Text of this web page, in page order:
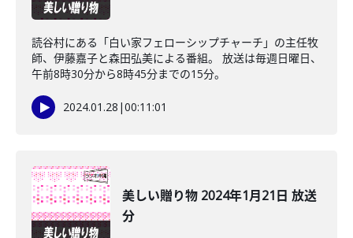
読谷村にある「白い家フェローシップチャーチ」の主任牧
師、伊藤嘉子と森田弘美による番組。 放送は毎週日曜日、
午前8時30分から8時45分までの15分。
2024.01.28 |00:11:01
美しい贈り物 2024年1月21日 放送
分